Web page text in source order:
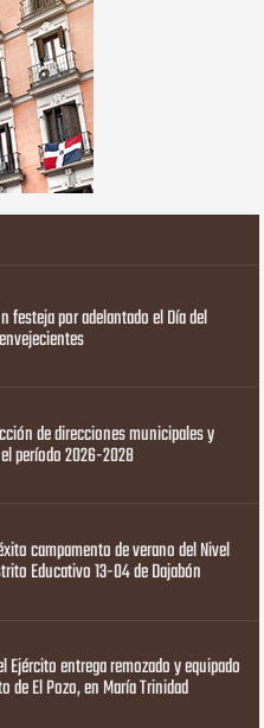
festeja por adelantado el Día del
de direcciones municipales y
período 2026-2028
campamento de verano del Nivel
Educativo 13-04 de Dajabón
Ejército entrega remozado y equipado
de El Pozo, en María Trinidad